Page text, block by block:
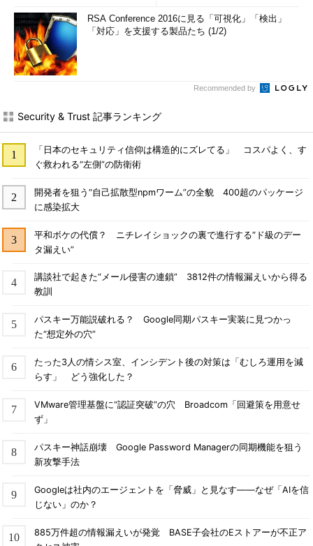
RSA Conference 2016に見る「可視化」「検出」
「対応」を支援する製品たち (1/2)
Recommended by
Security & Trust 記事ランキング
「日本のセキュリティ信仰は構造的にズレてる」 コスパよく、す
ぐ救われる“左側”の防衛術
開発者を狙う“自己拡散型npmワーム”の全貌 400超のパッケージ
に感染拡大
平和ボケの代償？ ニチレイショックの裏で進行する“ド級のデー
タ漏えい”
講談社で起きた“メール侵害の連鎖” 3812件の情報漏えいから得る
教訓
パスキー万能説破れる？ Google同期パスキー実装に見つかっ
た“想定外の穴”
たった3人の情シス室、インシデント後の対策は「むしろ運用を減
らす」 どう強化した？
VMware管理基盤に“認証突破”の穴 Broadcom「回避策を用意せ
ず」
パスキー神話崩壊 Google Password Managerの同期機能を狙う
新攻撃手法
Googleは社内のエージェントを「脅威」と見なす――なぜ「AIを信
じない」のか？
885万件超の情報漏えいが発覚 BASE子会社のEストアーが不正ア